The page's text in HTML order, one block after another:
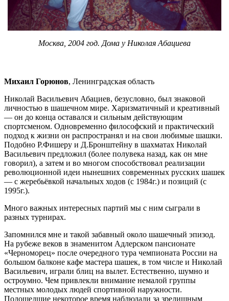
Москва, 2004 год. Дома у Николая Абациева
Михаил Горюнов, Ленинградская область
Николай Васильевич Абациев, безусловно, был знаковой
личностью в шашечном мире. Харизматичный и креативный
— он до конца оставался и сильным действующим
спортсменом. Одновременно философский и практический
подход к жизни он распространял и на свои любимые шашки.
Подобно Р.Фишеру и Д.Бронштейну в шахматах Николай
Васильевич предложил (более полувека назад, как он мне
говорил), а затем и во многом способствовал реализации
революционной идеи нынешних современных русских шашек
— с жеребьёвкой начальных ходов (с 1984г.) и позиций (с
1995г.).
Много важных интересных партий мы с ним сыграли в
разных турнирах.
Запомнился мне и такой забавный около шашечный эпизод.
На рубеже веков в знаменитом Адлерском пансионате
«Черноморец» после очередного тура чемпионата России на
большом балконе кафе мастера шашек, в том числе и Николай
Васильевич, играли блиц на вылет. Естественно, шумно и
остроумно. Чем привлекли внимание немалой группы
местных молодых людей спортивной наружности.
Подошедшие некоторое время наблюдали за зрелищным